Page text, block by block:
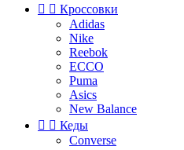
  Кроссовки
Adidas
Nike
Reebok
ECCO
Puma
Asics
New Balance
  Кеды
Converse